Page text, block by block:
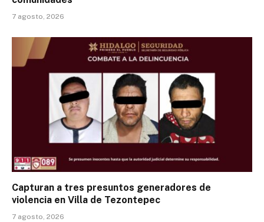
7 agosto, 2026
Capturan a tres presuntos generadores de
violencia en Villa de Tezontepec
7 agosto, 2026